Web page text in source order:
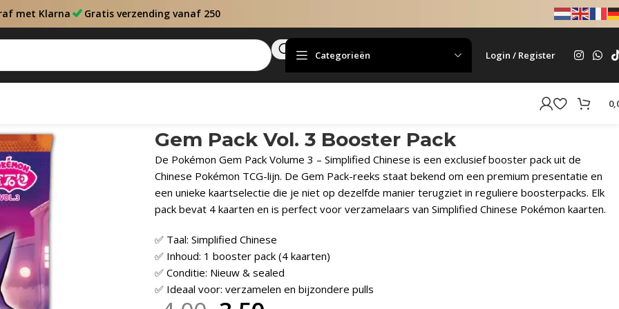
met Klarna Gratis verzending vanaf 250
Categorieën Login / Register
Gem Pack Vol. 3 Booster Pack
De Pokémon Gem Pack Volume 3 – Simplified Chinese is een exclusief booster pack uit de
Chinese Pokémon TCG-lijn. De Gem Pack-reeks staat bekend om een premium presentatie en
een unieke kaartselectie die je niet op dezelfde manier terugziet in reguliere boosterpacks. Elk
pack bevat 4 kaarten en is perfect voor verzamelaars van Simplified Chinese Pokémon kaarten.
✅ Taal: Simplified Chinese
✅ Inhoud: 1 booster pack (4 kaarten)
✅ Conditie: Nieuw & sealed
✅ Ideaal voor: verzamelen en bijzondere pulls